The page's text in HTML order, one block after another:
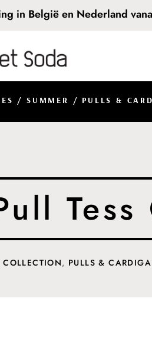
in België en Nederland
/SUMMER / PULLS &
COLLECTION, PULLS &